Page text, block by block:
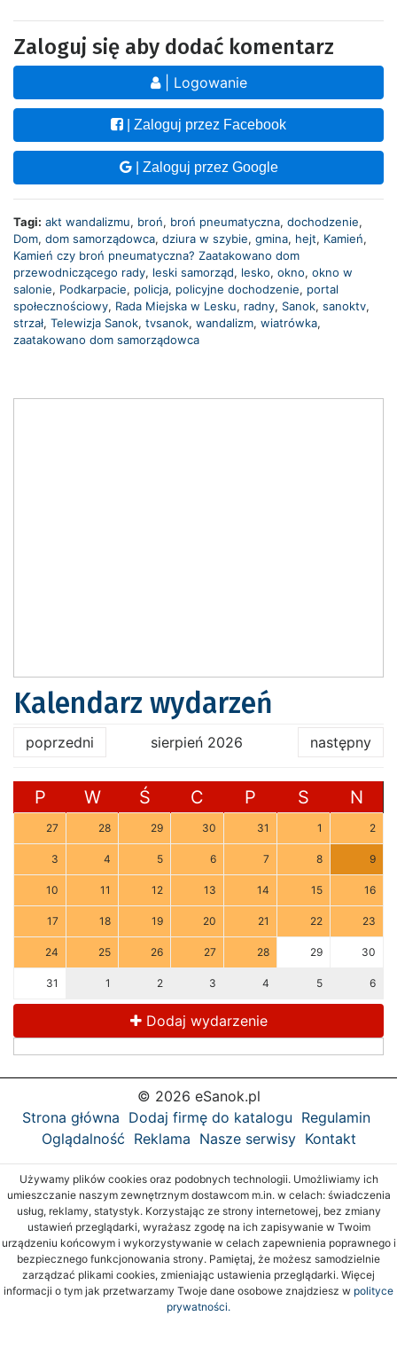
Zaloguj się aby dodać komentarz
| Logowanie
| Zaloguj przez Facebook
| Zaloguj przez Google
Tagi: akt wandalizmu, broń, broń pneumatyczna, dochodzenie,
Dom, dom samorządowca, dziura w szybie, gmina, hejt, Kamień,
Kamień czy broń pneumatyczna? Zaatakowano dom
przewodniczącego rady, leski samorząd, lesko, okno, okno w
salonie, Podkarpacie, policja, policyjne dochodzenie, portal
społecznościowy, Rada Miejska w Lesku, radny, Sanok, sanoktv,
strzał, Telewizja Sanok, tvsanok, wandalizm, wiatrówka,
zaatakowano dom samorządowca
Kalendarz wydarzeń
poprzedni sierpień 2026 następny
P W Ś C P S N
27 28 29 30 31 1 2
3 4 5 6 7 8 9
10 11 12 13 14 15 16
17 18 19 20 21 22 23
24 25 26 27 28 29 30
31 1 2 3 4 5 6
Dodaj wydarzenie
© 2026 eSanok.pl
Strona główna Dodaj firmę do katalogu Regulamin
Oglądalność Reklama Nasze serwisy Kontakt
Używamy plików cookies oraz podobnych technologii. Umożliwiamy ich
umieszczanie naszym zewnętrznym dostawcom m.in. w celach: świadczenia
usług, reklamy, statystyk. Korzystając ze strony internetowej, bez zmiany
ustawień przeglądarki, wyrażasz zgodę na ich zapisywanie w Twoim
urządzeniu końcowym i wykorzystywanie w celach zapewnienia poprawnego i
bezpiecznego funkcjonowania strony. Pamiętaj, że możesz samodzielnie
zarządzać plikami cookies, zmieniając ustawienia przeglądarki. Więcej
informacji o tym jak przetwarzamy Twoje dane osobowe znajdziesz w polityce
prywatności.